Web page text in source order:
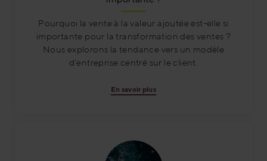
Pourquoi la vente à la valeur ajoutée est-elle si
importante pour la transformation des ventes ?
Nous explorons la tendance vers un modèle
d'entreprise centré sur le client.
En savoir plus